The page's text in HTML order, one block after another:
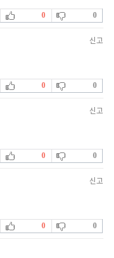
0 0
신고
0 0
신고
0 0
신고
0 0